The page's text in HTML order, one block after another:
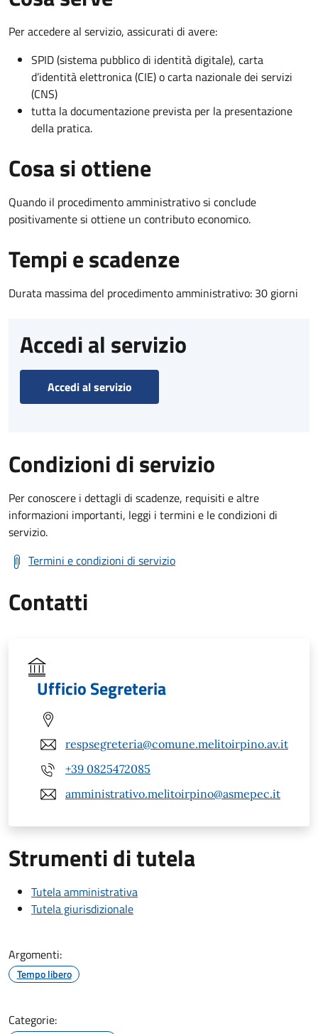
Per accedere al servizio, assicurati di avere:
SPID (sistema pubblico di identità digitale), carta
d’identità elettronica (CIE) o carta nazionale dei servizi
(CNS)
tutta la documentazione prevista per la presentazione
della pratica.
Cosa si ottiene
Quando il procedimento amministrativo si conclude
positivamente si ottiene un contributo economico.
Tempi e scadenze
Durata massima del procedimento amministrativo: 30 giorni
Accedi al servizio
Accedi al servizio
Condizioni di servizio
Per conoscere i dettagli di scadenze, requisiti e altre
informazioni importanti, leggi i termini e le condizioni di
servizio.
Termini e condizioni di servizio
Contatti
Ufficio Segreteria
respsegreteria@comune.melitoirpino.av.it
+39 0825472085
amministrativo.melitoirpino@asmepec.it
Strumenti di tutela
Tutela amministrativa
Tutela giurisdizionale
Argomenti:
Tempo libero
Categorie: